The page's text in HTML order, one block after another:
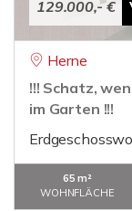
129.000,- €
Herne
!!! Schatz,
im Garten !!!
65 m²
WOHNFLÄCHE